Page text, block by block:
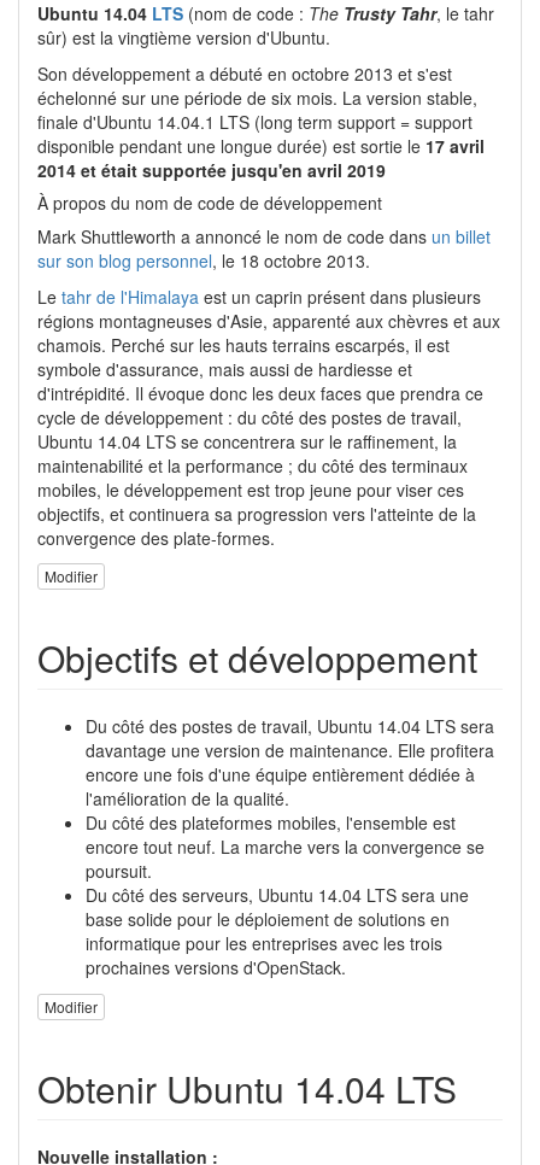
Ubuntu 14.04 LTS (nom de code : The Trusty Tahr, le tahr
sûr) est la vingtième version d'Ubuntu.
Son développement a débuté en octobre 2013 et s'est
échelonné sur une période de six mois. La version stable,
finale d'Ubuntu 14.04.1 LTS (long term support = support
disponible pendant une longue durée) est sortie le 17 avril
2014 et était supportée jusqu'en avril 2019
À propos du nom de code de développement
Mark Shuttleworth a annoncé le nom de code dans un billet
sur son blog personnel, le 18 octobre 2013.
Le tahr de l'Himalaya est un caprin présent dans plusieurs
régions montagneuses d'Asie, apparenté aux chèvres et aux
chamois. Perché sur les hauts terrains escarpés, il est
symbole d'assurance, mais aussi de hardiesse et
d'intrépidité. Il évoque donc les deux faces que prendra ce
cycle de développement : du côté des postes de travail,
Ubuntu 14.04 LTS se concentrera sur le raffinement, la
maintenabilité et la performance ; du côté des terminaux
mobiles, le développement est trop jeune pour viser ces
objectifs, et continuera sa progression vers l'atteinte de la
convergence des plate-formes.
Modifier
Objectifs et développement
Du côté des postes de travail, Ubuntu 14.04 LTS sera
davantage une version de maintenance. Elle profitera
encore une fois d'une équipe entièrement dédiée à
l'amélioration de la qualité.
Du côté des plateformes mobiles, l'ensemble est
encore tout neuf. La marche vers la convergence se
poursuit.
Du côté des serveurs, Ubuntu 14.04 LTS sera une
base solide pour le déploiement de solutions en
informatique pour les entreprises avec les trois
prochaines versions d'OpenStack.
Modifier
Obtenir Ubuntu 14.04 LTS
Nouvelle installation :